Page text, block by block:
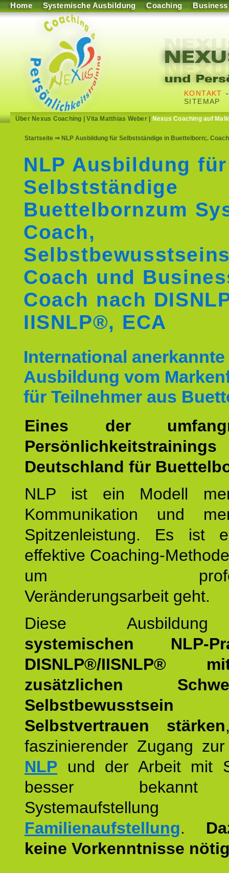
Home Systemische Ausbildung Coaching Business
KONTAKT
SITEMAP
Über Nexus Coaching |Vita Matthias Weber| Nexus Coaching auf
Startseite ⇒ NLP Ausbildung für Selbstständige in Buettelborn;.
NLP Ausbildung für
Selbstständige
Buettelbornzum
Coach,
Coach und
Coach nach
IISNLP®, ECA
International
Ausbildung vom
für Teilnehmer aus
Eines der
Deutschland für
NLP ist ein Modell
Kommunikation und
Spitzenleistung. Es ist
effektive Coaching-
um
Veränderungsarbeit geht.
Diese
systemischen NLP-
DISNLP®/IISNLP®
zusätzlichen
Selbstvertrauen stärken
faszinierender Zugang
NLP und der Arbeit mit
besser
Familienaufstellung.
keine Vorkenntnisse